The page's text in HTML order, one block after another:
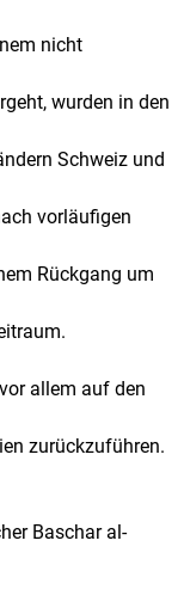
nicht
wurden in den
Schweiz und
vorläufigen
Rückgang um
allem auf den
zurückzuführen.
Baschar al-